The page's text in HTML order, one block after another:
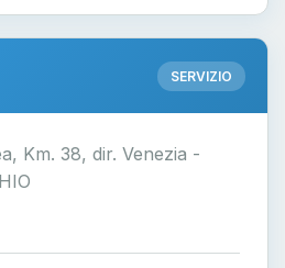
SERVIZIO
Km. 38, dir. Venezia -